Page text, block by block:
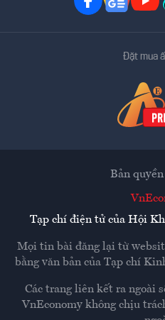
Đặt mua
Bản
Tạp chí điện tử của Hội
Mọi tin bài đăng lại từ
bằng văn bản của Tạp chí
Các trang liên kết ra ngoài
VnEconomy không chịu